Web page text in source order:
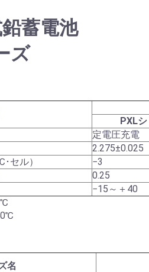
蓄電池
ズ
PXL
定電圧充電
2.275±0.025
セル）
−3
0.25
−15～＋40
名